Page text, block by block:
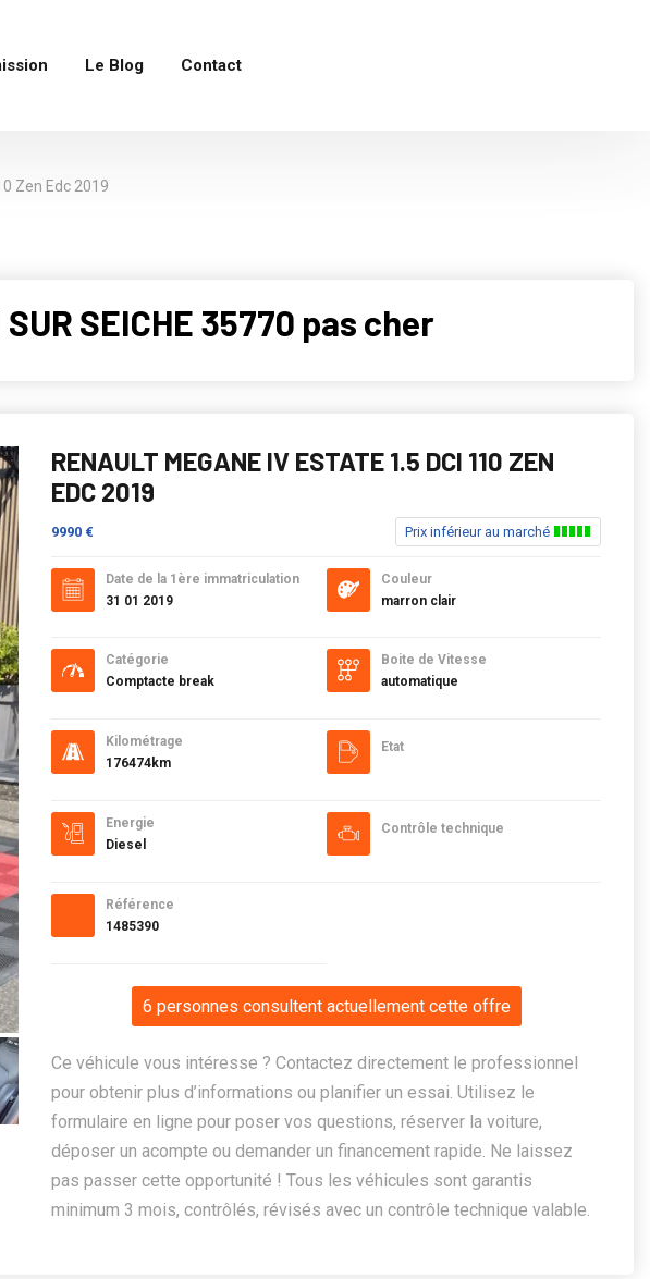
Le Blog Contact
Zen Edc 2019
SEICHE 35770 pas cher
RENAULT MEGANE IV ESTATE 1.5 DCI 110 ZEN
EDC 2019
9990 € Prix inférieur au marché
Date de la 1ère immatriculation
31 01 2019
Catégorie
Comptacte break
Kilométrage
176474km
Energie
Diesel
Référence
1485390
Couleur
marron clair
Boite de Vitesse
automatique
Etat
Contrôle technique
6 personnes consultent actuellement cette offre
Ce véhicule vous intéresse ? Contactez directement le professionnel
pour obtenir plus d’informations ou planifier un essai. Utilisez le
formulaire en ligne pour poser vos questions, réserver la voiture,
déposer un acompte ou demander un financement rapide. Ne laissez
pas passer cette opportunité ! Tous les véhicules sont garantis
minimum 3 mois, contrôlés, révisés avec un contrôle technique valable.